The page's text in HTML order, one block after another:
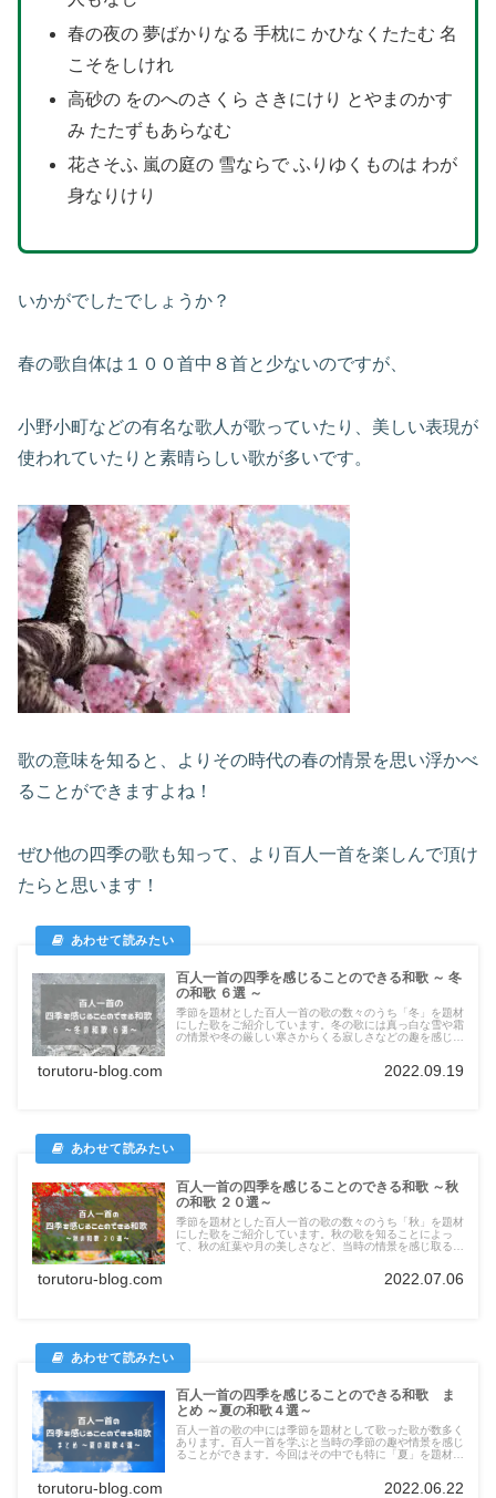
春の夜の 夢ばかりなる 手枕に かひなくたたむ 名
こそをしけれ
高砂の をのへのさくら さきにけり とやまのかす
み たたずもあらなむ
花さそふ 嵐の庭の 雪ならで ふりゆくものは わが
身なりけり
いかがでしたでしょうか？
春の歌自体は１００首中８首と少ないのですが、
小野小町などの有名な歌人が歌っていたり、美しい表現が
使われていたりと素晴らしい歌が多いです。
歌の意味を知ると、よりその時代の春の情景を思い浮かべ
ることができますよね！
ぜひ他の四季の歌も知って、より百人一首を楽しんで頂け
たらと思います！
百人一首の四季を感じることのできる和歌 ～ 冬
の和歌 ６選 ～
季節を題材とした百人一首の歌の数々のうち「冬」を題材
にした歌をご紹介しています。冬の歌には真っ白な雪や霜
の情景や冬の厳しい寒さからくる寂しさなどの趣を感じ取
torutoru-blog.com 2022.09.19
百人一首の四季を感じることのできる和歌 ～秋
の和歌 ２０選～
季節を題材とした百人一首の歌の数々のうち「秋」を題材
にした歌をご紹介しています。秋の歌を知ることによっ
て、秋の紅葉や月の美しさなど、当時の情景を感じ取るこ
torutoru-blog.com 2022.07.06
百人一首の四季を感じることのできる和歌 ま
とめ ～夏の和歌４選～
百人一首の歌の中には季節を題材として歌った歌が数多く
あります。百人一首を学ぶと当時の季節の趣や情景を感じ
ることができます。今回はその中でも特に「夏」を題材に
torutoru-blog.com 2022.06.22